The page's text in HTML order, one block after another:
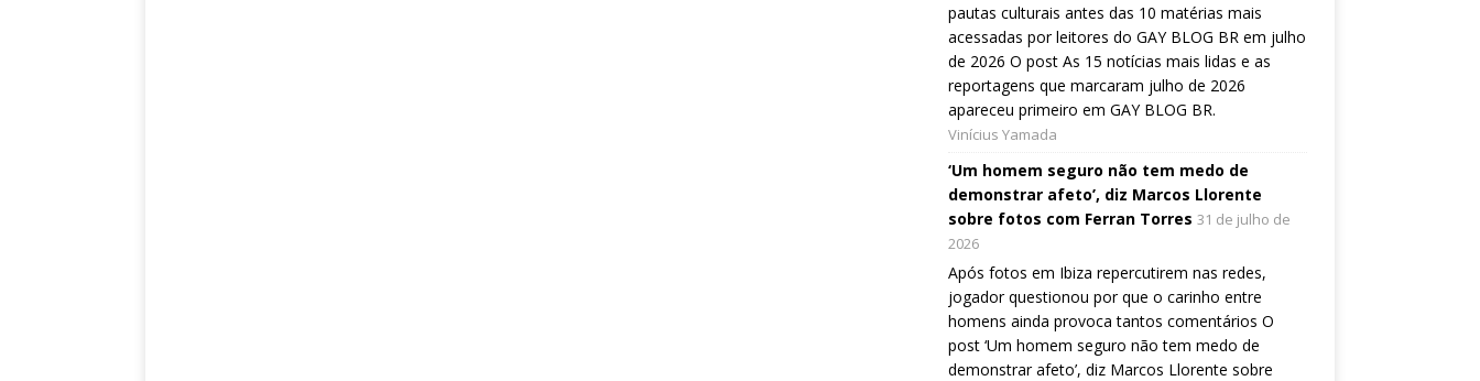
pautas culturais antes das 10 matérias mais
acessadas por leitores do GAY BLOG BR em julho
de 2026 O post As 15 notícias mais lidas e as
reportagens que marcaram julho de 2026
apareceu primeiro em GAY BLOG BR.
Vinícius Yamada
‘Um homem seguro não tem medo de
demonstrar afeto’, diz Marcos Llorente
sobre fotos com Ferran Torres 31 de julho de
2026
Após fotos em Ibiza repercutirem nas redes,
jogador questionou por que o carinho entre
homens ainda provoca tantos comentários O
post ‘Um homem seguro não tem medo de
demonstrar afeto’, diz Marcos Llorente sobre